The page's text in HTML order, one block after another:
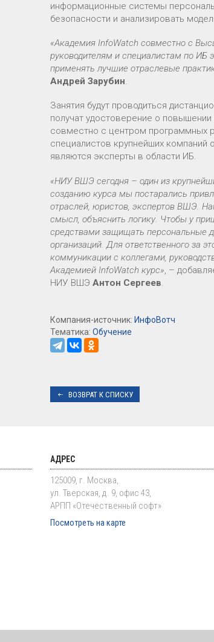
информационные системы
безопасности и анализировать
«Академия InfoWatch совместно с
руководителям и специалистам по ИБ
применять лучшие отраслевые
Андрей Зарубин.
Занятия будут проводиться
получат удостоверение о
совместно с центром программных
специалистов крупнейших
являются эксперты в области ИБ.
«НИУ ВШЭ сегодня – один из
созданию курса мы постарались
отраслей, юристов, экспертов ВШЭ.
смысл, объяснить логику. Чтобы у
средствами защищать персональные
организаций. Для ответственного за
коммуникации с коллегами,
Академией InfoWatch курс», –
НИУ ВШЭ Антон Сергеев.
Компания-источник: ИнфоВотч
Тематика: Обучение
ВОЗВРАТ К СПИСКУ
АДРЕС
125009, г. Москва,
ул. Тверская, д. 9, офис 43,
АРПП «Отечественный софт»
Посмотреть на карте